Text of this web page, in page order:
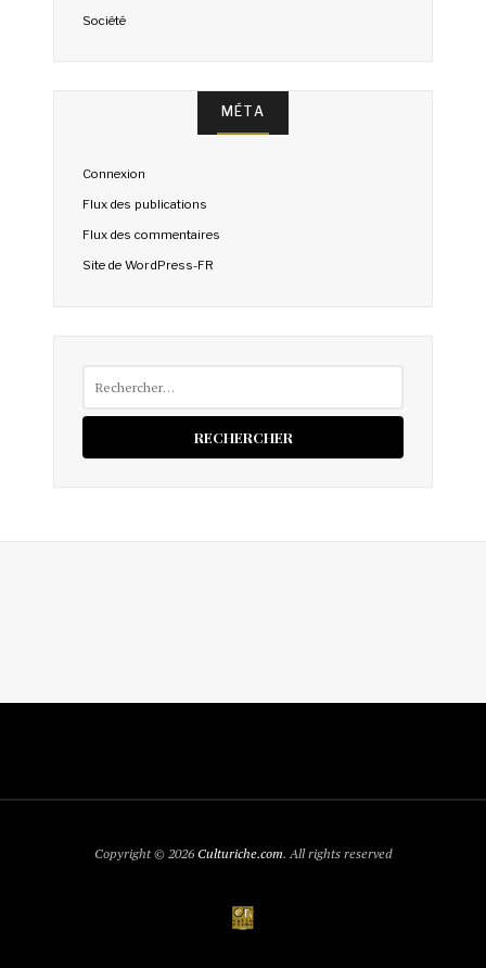
Société
MÉTA
Connexion
Flux des publications
Flux des commentaires
Site de WordPress-FR
Copyright © 2026Culturiche.com. All rights reserved